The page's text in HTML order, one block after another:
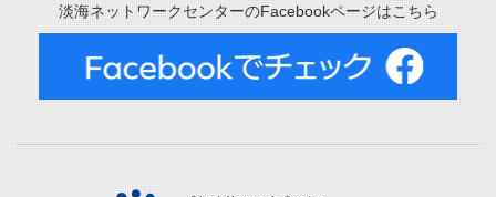
淡海ネットワークセンターのFacebookページはこちら